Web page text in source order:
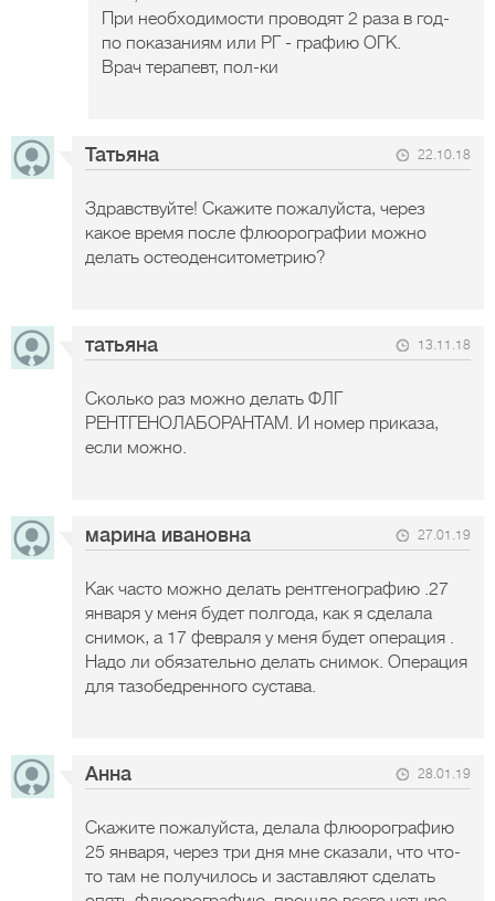
При необходимости проводят 2 раза в год-
по показаниям или РГ - графию ОГК.
Врач терапевт, пол-ки
Татьяна 22.10.18
Здравствуйте! Скажите пожалуйста, через
какое время после флюорографии можно
делать остеоденситометрию?
татьяна 13.11.18
Сколько раз можно делать ФЛГ
РЕНТГЕНОЛАБОРАНТАМ. И номер приказа,
если можно.
марина ивановна 27.01.19
Как часто можно делать рентгенографию .27
января у меня будет полгода, как я сделала
снимок, а 17 февраля у меня будет операция .
Надо ли обязательно делать снимок. Операция
для тазобедренного сустава.
Анна 28.01.19
Скажите пожалуйста, делала флюорографию
25 января, через три дня мне сказали, что что-
то там не получилось и заставляют сделать